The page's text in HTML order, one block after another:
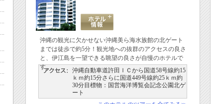
沖縄の観光に欠かせない沖縄美ら海水族館の北ゲート
までは徒歩で約5分！観光地への抜群のアクセスの良さ
と、伊江島を一望できる眺望の良さが自慢のホテルで
す。
沖縄自動車道許田ＩＣから国道58号線約15
ｋｍ約15分さらに国道449号線約25ｋｍ約
30分目標物：国営海洋博覧会記念公園北ゲ
ート